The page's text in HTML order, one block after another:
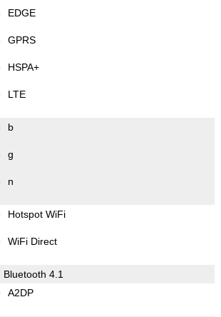
EDGE
GPRS
HSPA+
LTE
b
g
n
Hotspot WiFi
WiFi Direct
Bluetooth 4.1
A2DP